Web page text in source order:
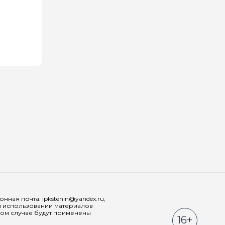
почта: ipkstenin@yandex.ru,
материалов
случае будут применены
16+